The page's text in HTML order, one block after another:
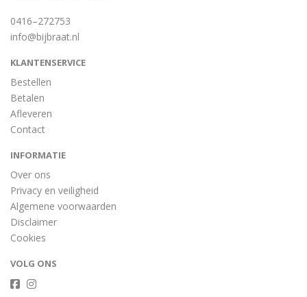
0416–272753
info@bijbraat.nl
KLANTENSERVICE
Bestellen
Betalen
Afleveren
Contact
INFORMATIE
Over ons
Privacy en veiligheid
Algemene voorwaarden
Disclaimer
Cookies
VOLG ONS